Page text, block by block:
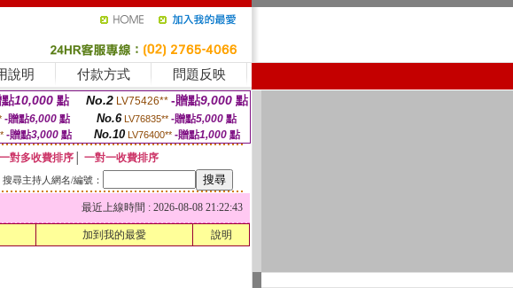
說明 付款方式 問題反映
10,000 點 No.2 LV75426** -贈點9,000 點
-贈點6,000點 No.6 LV76835** -贈點5,000點
-贈點3,000點 No.10 LV76400** -贈點1,000 點
一對多收費排序
一對一收費排序
搜尋主持人網名/編號：
最近上線時間 : 2026-08-08 21:22:43
加到我的最愛 說明